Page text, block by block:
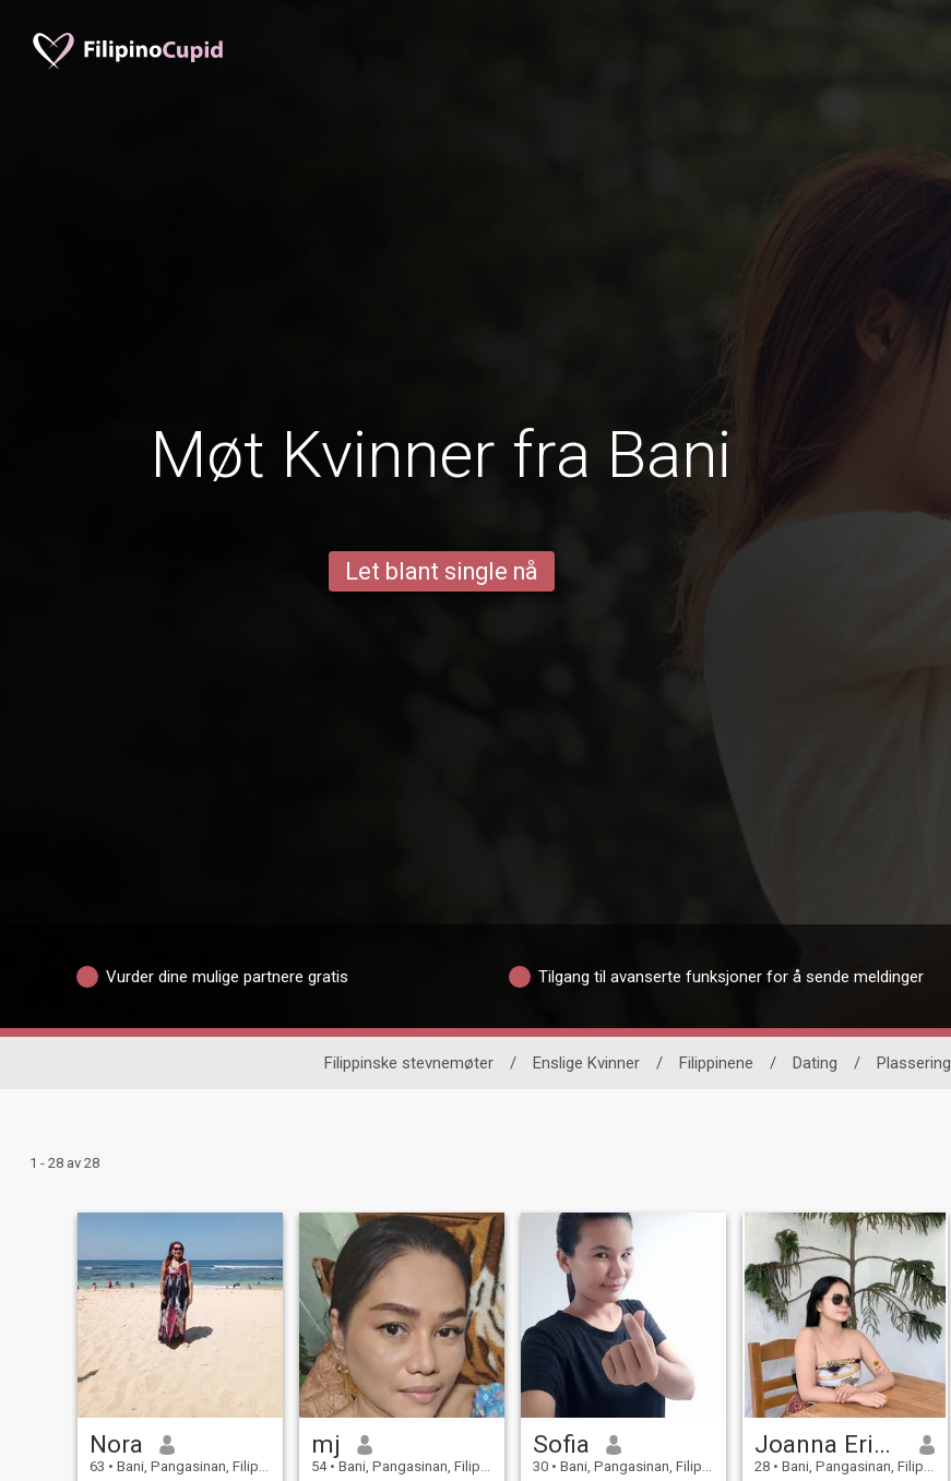
Møt Kvinner fra Bani
Let blant single nå
Vurder dine mulige partnere gratis Tilgang til avanserte funksjoner for å sende meldinger
Filippinske stevnemøter / Enslige Kvinner / Filippinene / Dating / Plassering
1 - 28 av 28
Nora
63 • Bani, Pangasinan, Filippinene
mj
54 • Bani, Pangasinan, Filippinene
Sofia
30 • Bani, Pangasinan, Filippinene
Joanna Erikah
28 • Bani, Pangasinan, Filippinene